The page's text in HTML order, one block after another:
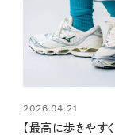
2026.04.21
【最高に歩きやす